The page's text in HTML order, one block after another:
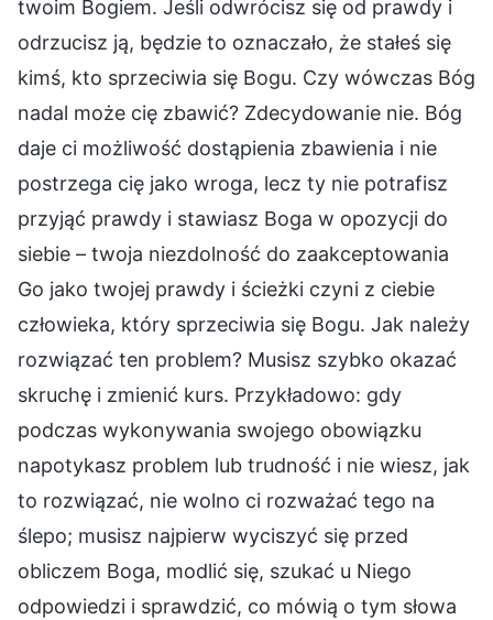
twoim Bogiem. Jeśli odwrócisz się od prawdy i
odrzucisz ją, będzie to oznaczało, że stałeś się
kimś, kto sprzeciwia się Bogu. Czy wówczas Bóg
nadal może cię zbawić? Zdecydowanie nie. Bóg
daje ci możliwość dostąpienia zbawienia i nie
postrzega cię jako wroga, lecz ty nie potrafisz
przyjąć prawdy i stawiasz Boga w opozycji do
siebie – twoja niezdolność do zaakceptowania
Go jako twojej prawdy i ścieżki czyni z ciebie
człowieka, który sprzeciwia się Bogu. Jak należy
rozwiązać ten problem? Musisz szybko okazać
skruchę i zmienić kurs. Przykładowo: gdy
podczas wykonywania swojego obowiązku
napotykasz problem lub trudność i nie wiesz, jak
to rozwiązać, nie wolno ci rozważać tego na
ślepo; musisz najpierw wyciszyć się przed
obliczem Boga, modlić się, szukać u Niego
odpowiedzi i sprawdzić, co mówią o tym słowa